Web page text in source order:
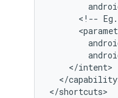
<!--
    </intent>
</
</shortcuts